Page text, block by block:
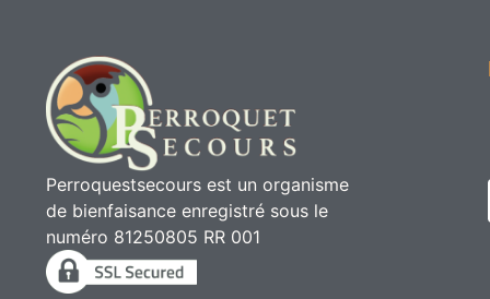
Perroquestsecours est un organisme
de bienfaisance enregistré sous le
numéro 81250805 RR 001